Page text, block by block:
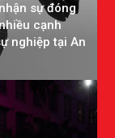
sự đóng
cạnh
nghiệp tại An